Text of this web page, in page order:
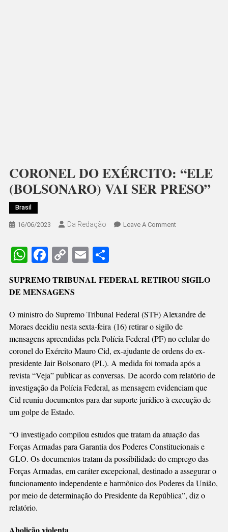
CORONEL DO EXÉRCITO: “ELE
(BOLSONARO) VAI SER PRESO”
Brasil
16/06/2023 Da Redação Leave A CommentOn
(BOLSONARO)
PRESO”
WhatsApp
Facebook
CopyEmailShare
SUPREMO TRIBUNAL FEDERAL RETIROU SIGILO
DE MENSAGENS
O ministro do Supremo Tribunal Federal (STF) Alexandre de
Moraes decidiu nesta sexta-feira (16) retirar o sigilo de
mensagens apreendidas pela Polícia Federal (PF) no celular do
coronel do Exército Mauro Cid, ex-ajudante de ordens do ex-
presidente Jair Bolsonaro (PL). A medida foi tomada após a
revista “Veja” publicar as conversas. De acordo com relatório de
investigação da Polícia Federal, as mensagem evidenciam que
Cid reuniu documentos para dar suporte jurídico à execução de
um golpe de Estado.
“O investigado compilou estudos que tratam da atuação das
Forças Armadas para Garantia dos Poderes Constitucionais e
GLO. Os documentos tratam da possibilidade do emprego das
Forças Armadas, em caráter excepcional, destinado a assegurar o
funcionamento independente e harmônico dos Poderes da União,
por meio de determinação do Presidente da República”, diz o
relatório.
Abolição violenta